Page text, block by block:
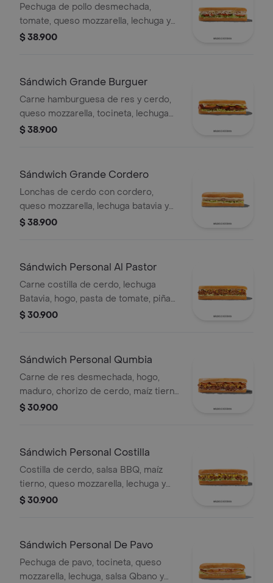
Pechuga de pollo desmechada,
tomate, queso mozzarella, lechuga y
mayonesa.
$ 38.900
Sándwich Grande Burguer
Carne hamburguesa de res y cerdo,
queso mozzarella, tocineta, lechuga
Batavia, tomate, pepinillos, salsa BBQ
$ 38.900
Sándwich Grande Cordero
Lonchas de cerdo con cordero,
queso mozzarella, lechuga batavia y
salsa Qbano
$ 38.900
Sándwich Personal Al Pastor
Carne costilla de cerdo, lechuga
Batavia, hogo, pasta de tomate, piña
calada asada, cebolla blanca y
$ 30.900
Sándwich Personal Qumbia
Carne de res desmechada, hogo,
maduro, chorizo de cerdo, maíz tierno
y salsa Qbano.
$ 30.900
Sándwich Personal Costilla
Costilla de cerdo, salsa BBQ, maíz
tierno, queso mozzarella, lechuga y
salsa Qbano.
$ 30.900
Sándwich Personal De Pavo
Pechuga de pavo, tocineta, queso
mozzarella, lechuga, salsa Qbano y